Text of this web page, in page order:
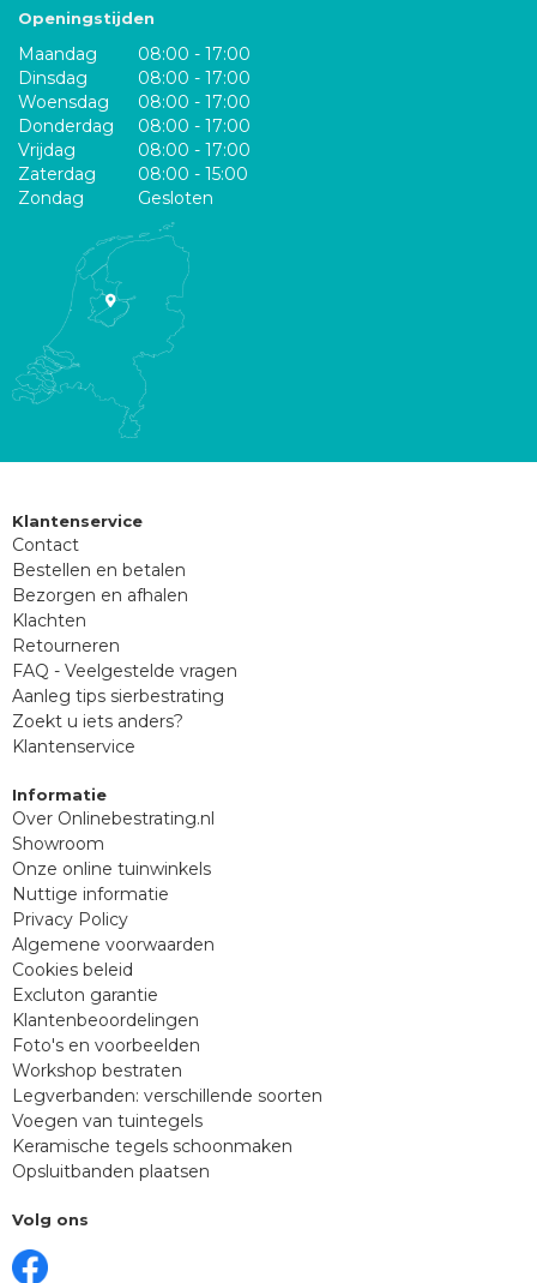
Openingstijden
Maandag
08:00 - 17:00
Dinsdag
08:00 - 17:00
Woensdag
08:00 - 17:00
Donderdag
08:00 - 17:00
Vrijdag
08:00 - 17:00
Zaterdag
08:00 - 15:00
Zondag
Gesloten
Klantenservice
Contact
Bestellen en betalen
Bezorgen en afhalen
Klachten
Retourneren
FAQ - Veelgestelde vragen
Aanleg tips sierbestrating
Zoekt u iets anders?
Klantenservice
Informatie
Over Onlinebestrating.nl
Showroom
Onze online tuinwinkels
Nuttige informatie
Privacy Policy
Algemene voorwaarden
Cookies beleid
Excluton garantie
Klantenbeoordelingen
Foto's en voorbeelden
Workshop bestraten
Legverbanden: verschillende soorten
Voegen van tuintegels
Keramische tegels schoonmaken
Opsluitbanden plaatsen
Volg ons